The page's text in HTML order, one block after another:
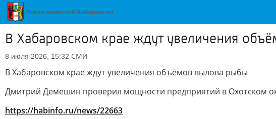
В Хабаровском крае ждут увеличения
8 июля 2026, 15:32 СМИ
В Хабаровском крае ждут увеличения объёмов вылова рыбы
Дмитрий Демешин проверил мощности предприятий в Охотском
https://habinfo.ru/news/22663